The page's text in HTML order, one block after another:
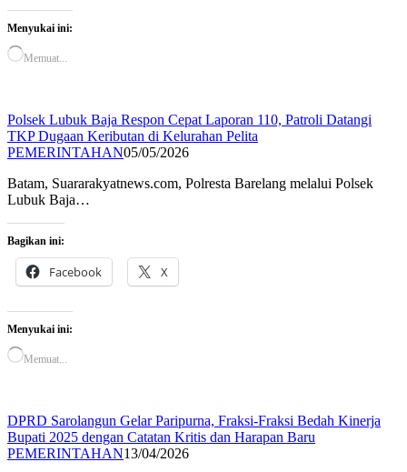
Menyukai ini:
Memuat...
Polsek Lubuk Baja Respon Cepat Laporan 110, Patroli Datangi
TKP Dugaan Keributan di Kelurahan Pelita
PEMERINTAHAN05/05/2026
Batam, Suararakyatnews.com, Polresta Barelang melalui Polsek
Lubuk Baja…
Bagikan ini:
Facebook X
Menyukai ini:
Memuat...
DPRD Sarolangun Gelar Paripurna, Fraksi-Fraksi Bedah Kinerja
Bupati 2025 dengan Catatan Kritis dan Harapan Baru
PEMERINTAHAN13/04/2026